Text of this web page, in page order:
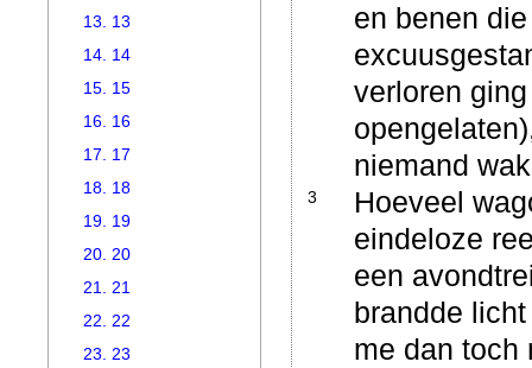
en benen
verloren
niemand
3
Hoeveel
eindeloze
een
brandde
me dan toch
13. 13
14. 14
15. 15
16. 16
17. 17
18. 18
19. 19
20. 20
21. 21
22. 22
23. 23